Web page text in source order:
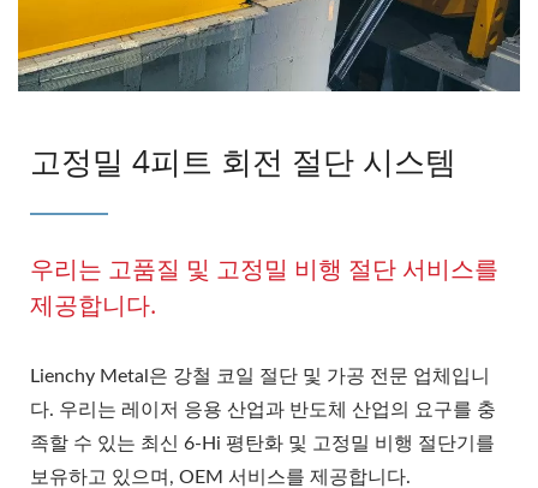
고정밀 4피트 회전 절단 시스템
우리는 고품질 및 고정밀 비행 절단 서비스를
제공합니다.
Lienchy Metal은 강철 코일 절단 및 가공 전문 업체입니
다. 우리는 레이저 응용 산업과 반도체 산업의 요구를 충
족할 수 있는 최신 6-Hi 평탄화 및 고정밀 비행 절단기를
보유하고 있으며, OEM 서비스를 제공합니다.